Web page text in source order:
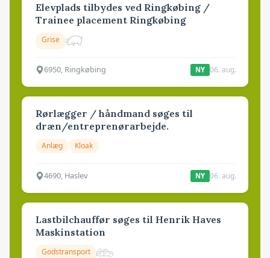
Elevplads tilbydes ved Ringkøbing /
Trainee placement Ringkøbing
Grise
6950, Ringkøbing NY 06. aug.
Rørlægger / håndmand søges til
dræn/entreprenørarbejde.
Anlæg Kloak
4690, Haslev NY 06. aug.
Lastbilchauffør søges til Henrik Haves
Maskinstation
Godstransport